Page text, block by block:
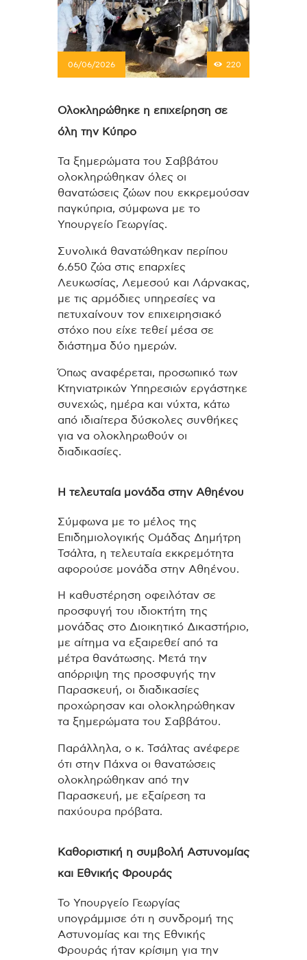
06/06/2026 220
Ολοκληρώθηκε η επιχείρηση σε
όλη την Κύπρο
Τα ξημερώματα του Σαββάτου
ολοκληρώθηκαν όλες οι
θανατώσεις ζώων που εκκρεμούσαν
παγκύπρια, σύμφωνα με το
Υπουργείο Γεωργίας.
Συνολικά θανατώθηκαν περίπου
6.650 ζώα στις επαρχίες
Λευκωσίας, Λεμεσού και Λάρνακας,
με τις αρμόδιες υπηρεσίες να
πετυχαίνουν τον επιχειρησιακό
στόχο που είχε τεθεί μέσα σε
διάστημα δύο ημερών.
Όπως αναφέρεται, προσωπικό των
Κτηνιατρικών Υπηρεσιών εργάστηκε
συνεχώς, ημέρα και νύχτα, κάτω
από ιδιαίτερα δύσκολες συνθήκες
για να ολοκληρωθούν οι
διαδικασίες.
Η τελευταία μονάδα στην Αθηένου
Σύμφωνα με το μέλος της
Επιδημιολογικής Ομάδας Δημήτρη
Τσάλτα, η τελευταία εκκρεμότητα
αφορούσε μονάδα στην Αθηένου.
Η καθυστέρηση οφειλόταν σε
προσφυγή του ιδιοκτήτη της
μονάδας στο Διοικητικό Δικαστήριο,
με αίτημα να εξαιρεθεί από τα
μέτρα θανάτωσης. Μετά την
απόρριψη της προσφυγής την
Παρασκευή, οι διαδικασίες
προχώρησαν και ολοκληρώθηκαν
τα ξημερώματα του Σαββάτου.
Παράλληλα, ο κ. Τσάλτας ανέφερε
ότι στην Πάχνα οι θανατώσεις
ολοκληρώθηκαν από την
Παρασκευή, με εξαίρεση τα
παχύουρα πρόβατα.
Καθοριστική η συμβολή Αστυνομίας
και Εθνικής Φρουράς
Το Υπουργείο Γεωργίας
υπογράμμισε ότι η συνδρομή της
Αστυνομίας και της Εθνικής
Φρουράς ήταν κρίσιμη για την